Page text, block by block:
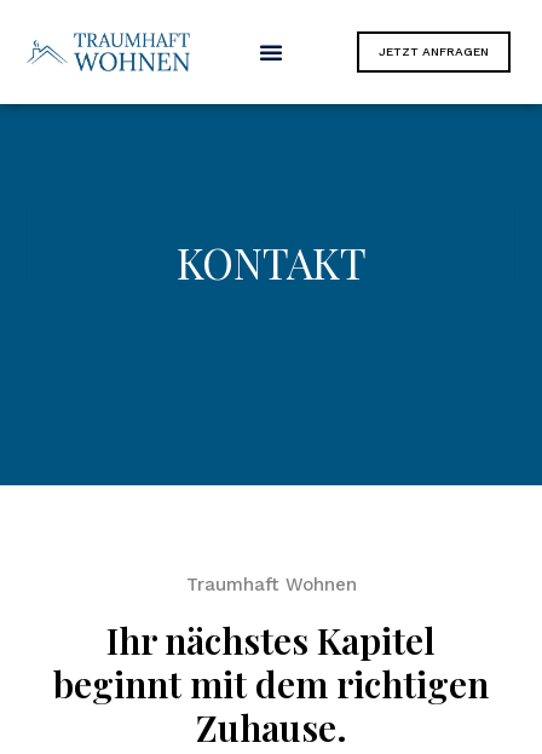
JETZT ANFRAGEN
KONTAKT
Traumhaft Wohnen
Ihr nächstes Kapitel
beginnt mit dem richtigen
Zuhause.